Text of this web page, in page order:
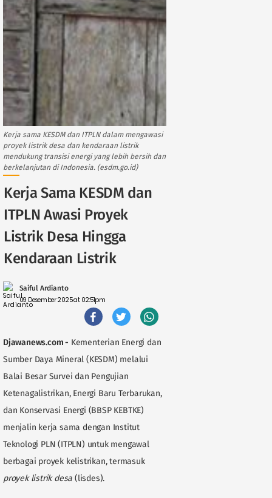
Kerja sama KESDM dan ITPLN dalam mengawasi
proyek listrik desa dan kendaraan listrik
mendukung transisi energi yang lebih bersih dan
berkelanjutan di Indonesia. (esdm.go.id)
Kerja Sama KESDM dan
ITPLN Awasi Proyek
Listrik Desa Hingga
Kendaraan Listrik
Saiful Ardianto
09 Desember 2025 at 02:51pm
Djawanews.com - Kementerian Energi dan
Sumber Daya Mineral (KESDM) melalui
Balai Besar Survei dan Pengujian
Ketenagalistrikan, Energi Baru Terbarukan,
dan Konservasi Energi (BBSP KEBTKE)
menjalin kerja sama dengan Institut
Teknologi PLN (ITPLN) untuk mengawal
berbagai proyek kelistrikan, termasuk
proyek listrik desa (lisdes).